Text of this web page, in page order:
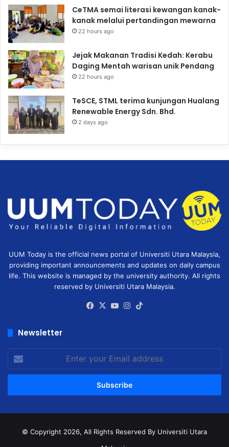
CeTMA semai literasi kewangan kanak-
kanak melalui pertandingan mewarna
22 hours ago
Jejak Makanan Tradisi Kedah: Kerabu
Daging Mentah warisan unik Pendang
22 hours ago
TeSCE, STML terima kunjungan Hualang
Renewable Energy Sdn. Bhd.
2 days ago
UUM Today is the official news portal of Universiti Utara Malaysia,
providing important announcements and updates on daily campus
life. This website is managed by the university authority. All rights
reserved by Universiti Utara Malaysia.
Facebook
X YouTubeInstagram
Newsletter
your
Email
© Copyright 2026, All Rights Reserved By Universiti Utara